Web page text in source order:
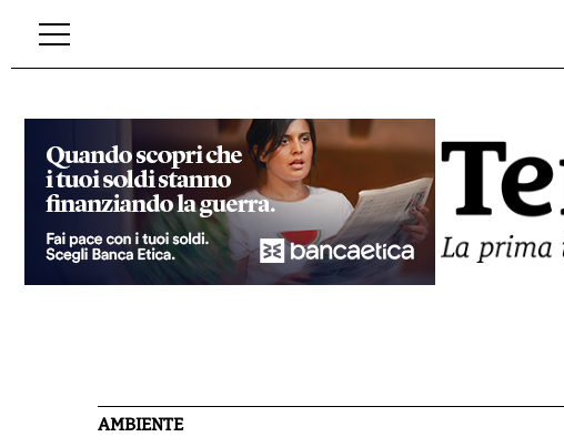
AMBIENTE